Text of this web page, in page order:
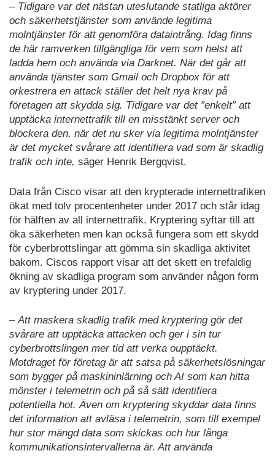
– Tidigare var det nästan uteslutande statliga aktörer
och säkerhetstjänster som använde legitima
molntjänster för att genomföra dataintrång. Idag finns
de här ramverken tillgängliga för vem som helst att
ladda hem och använda via Darknet. När det går att
använda tjänster som Gmail och Dropbox för att
orkestrera en attack ställer det helt nya krav på
företagen att skydda sig. Tidigare var det ”enkelt” att
upptäcka internettrafik till en misstänkt server och
blockera den, när det nu sker via legitima molntjänster
är det mycket svårare att identifiera vad som är skadlig
trafik och inte, säger Henrik Bergqvist.
Data från Cisco visar att den krypterade internettrafiken
ökat med tolv procentenheter under 2017 och står idag
för hälften av all internettrafik. Kryptering syftar till att
öka säkerheten men kan också fungera som ett skydd
för cyberbrottslingar att gömma sin skadliga aktivitet
bakom. Ciscos rapport visar att det skett en trefaldig
ökning av skadliga program som använder någon form
av kryptering under 2017.
–Att maskera skadlig trafik med kryptering gör det
svårare att upptäcka attacken och ger i sin tur
cyberbrottslingen mer tid att verka oupptäckt.
Motdraget för företag är att satsa på säkerhetslösningar
som bygger på maskininlärning och AI som kan hitta
mönster i telemetrin och på så sätt identifiera
potentiella hot. Även om kryptering skyddar data finns
det information att avläsa i telemetrin, som till exempel
hur stor mängd data som skickas och hur långa
kommunikationsintervallerna är. Att använda